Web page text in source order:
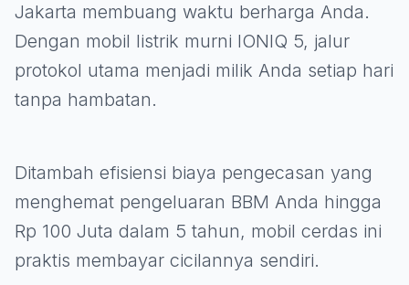
Jakarta membuang waktu berharga Anda.
Dengan mobil listrik murni IONIQ 5, jalur
protokol utama menjadi milik Anda setiap hari
tanpa hambatan.
Ditambah efisiensi biaya pengecasan yang
menghemat pengeluaran BBM Anda hingga
Rp 100 Juta dalam 5 tahun, mobil cerdas ini
praktis membayar cicilannya sendiri.